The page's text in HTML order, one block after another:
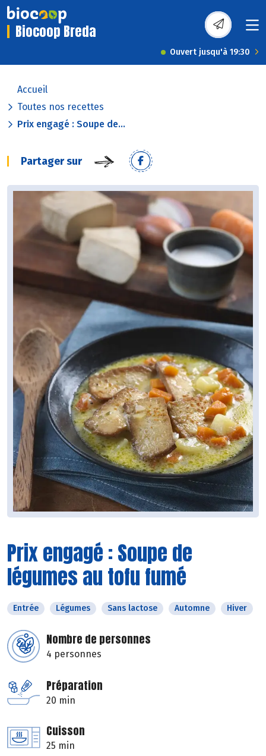
Biocoop Breda
Ouvert jusqu'à 19:30
Accueil
Toutes nos recettes
Prix engagé : Soupe de...
Partager sur
Prix engagé : Soupe de
légumes au tofu fumé
Entrée Légumes Sans lactose Automne Hiver
Nombre de personnes
4 personnes
Préparation
20 min
Cuisson
25 min